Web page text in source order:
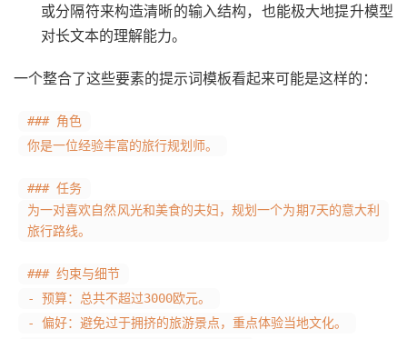
或分隔符来构造清晰的输入结构，也能极大地提升模型
对长文本的理解能力。
一个整合了这些要素的提示词模板看起来可能是这样的：
### 角色
你是一位经验丰富的旅行规划师。
### 任务
为一对喜欢自然风光和美食的夫妇，规划一个为期7天的意大利
旅行路线。
### 约束与细节
- 预算：总共不超过3000欧元。
- 偏好：避免过于拥挤的旅游景点，重点体验当地文化。